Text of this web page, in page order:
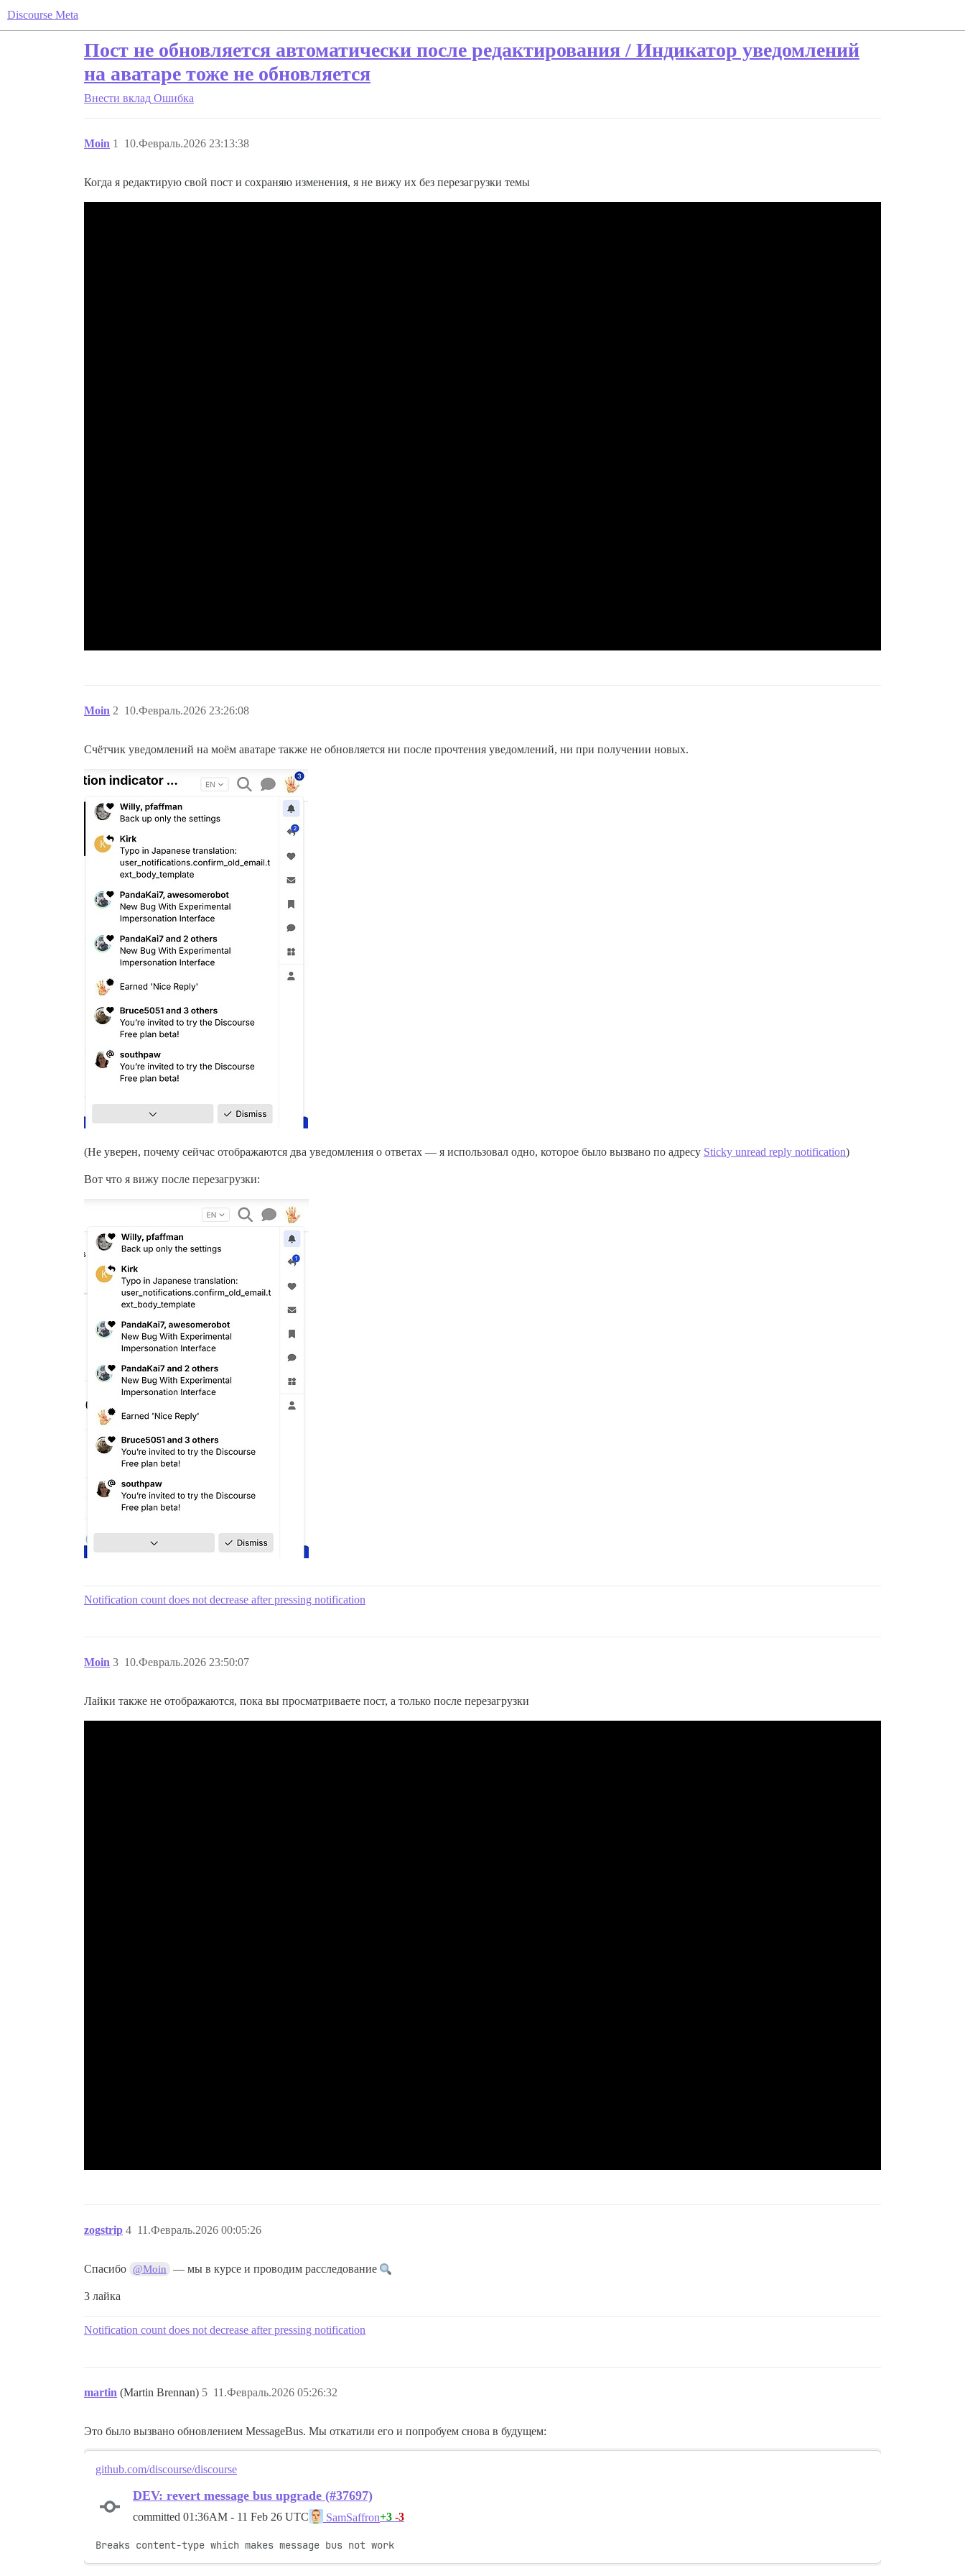
Discourse Meta
Пост не обновляется автоматически после редактирования / Индикатор уведомлений
на аватаре тоже не обновляется
Внести вклад Ошибка
Moin 10.Февраль.2026 23:13:38
1
Когда я редактирую свой пост и сохраняю изменения, я не вижу их без перезагрузки темы
Moin 10.Февраль.2026 23:26:08
2
Счётчик уведомлений на моём аватаре также не обновляется ни после прочтения уведомлений, ни при получении новых.
(Не уверен, почему сейчас отображаются два уведомления о ответах — я использовал одно, которое было вызвано по адресу Sticky unread reply notification)
Вот что я вижу после перезагрузки:
Notification count does not decrease after pressing notification
Moin 10.Февраль.2026 23:50:07
3
Лайки также не отображаются, пока вы просматриваете пост, а только после перезагрузки
zogstrip 11.Февраль.2026 00:05:26
4
Спасибо @Moin — мы в курсе и проводим расследование
3 лайка
Notification count does not decrease after pressing notification
martin (Martin Brennan) 11.Февраль.2026 05:26:32
5
Это было вызвано обновлением MessageBus. Мы откатили его и попробуем снова в будущем:
github.com/discourse/discourse
DEV: revert message bus upgrade (#37697)
committed 01:36AM - 11 Feb 26 UTC SamSaffron+3 -3
Breaks content-type which makes message bus not work